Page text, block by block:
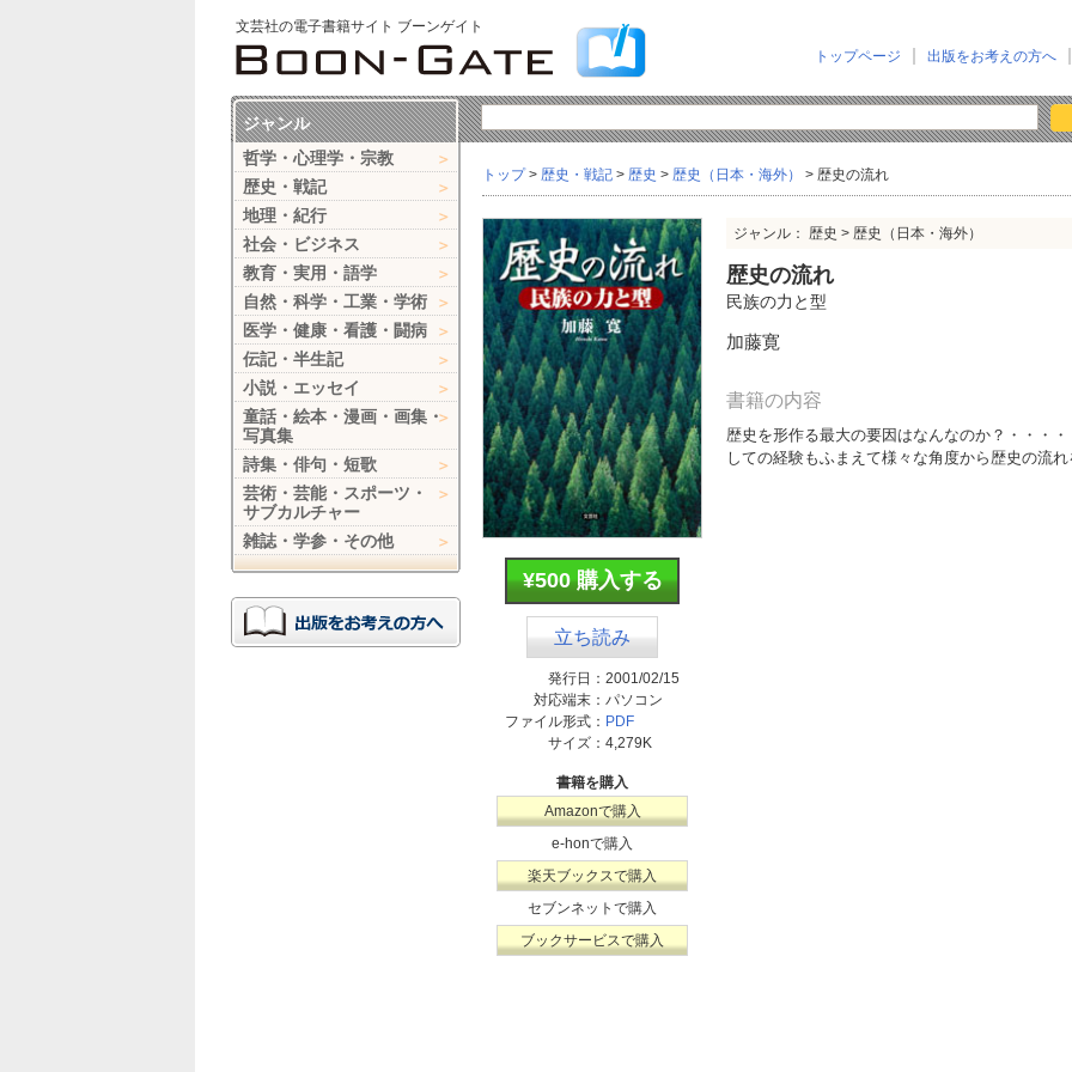
文芸社の電子書籍サイト ブーンゲイト
トップページ 出版をお考えの方へ
トップ> 歴史・戦記 > 歴史 > 歴史（日本・海外） > 歴史の流れ
¥500 購入する
立ち読み
発行日： 2001/02/15
対応端末： パソコン
ファイル形式： PDF
サイズ： 4,279K
書籍を購入
Amazonで購入
e-honで購入
楽天ブックスで購入
セブンネットで購入
ブックサービスで購入
ジャンル： 歴史 > 歴史（日本・海外）
歴史の流れ
民族の力と型
加藤寛
書籍の内容
歴史を形作る最大の要因はなんなのか？・・・
しての経験もふまえて様々な角度から歴史の流れ
ジャンル
哲学・心理学・宗教
歴史・戦記
地理・紀行
社会・ビジネス
教育・実用・語学
自然・科学・工業・学術
医学・健康・看護・闘病
伝記・半生記
小説・エッセイ
童話・絵本・漫画・画集・
写真集
詩集・俳句・短歌
芸術・芸能・スポーツ・
サブカルチャー
雑誌・学参・その他